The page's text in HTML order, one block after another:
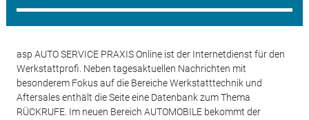
asp AUTO SERVICE PRAXIS Online ist der Internetdienst für den
Werkstattprofi. Neben tagesaktuellen Nachrichten mit
besonderem Fokus auf die Bereiche Werkstatttechnik und
Aftersales enthält die Seite eine Datenbank zum Thema
RÜCKRUFE. Im neuen Bereich AUTOMOBILE bekommt der